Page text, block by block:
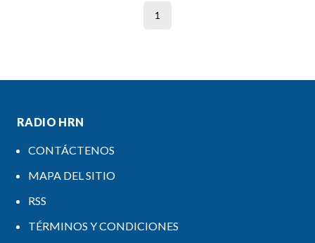
1
RADIO HRN
CONTÁCTENOS
MAPA DEL SITIO
RSS
TÉRMINOS Y CONDICIONES